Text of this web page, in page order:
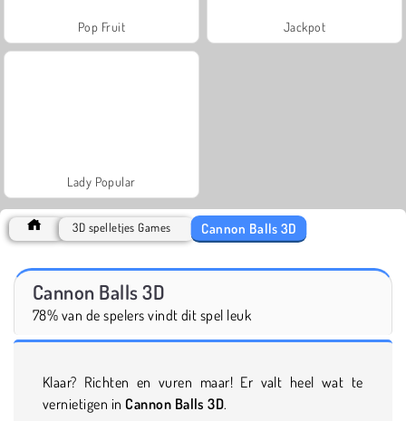
Pop Fruit Jackpot
Lady Popular
3D spelletjes Games Cannon Balls 3D
Cannon Balls 3D
78% van de spelers vindt dit spel leuk
Klaar? Richten en vuren maar! Er valt heel wat te
vernietigen in Cannon Balls 3D.